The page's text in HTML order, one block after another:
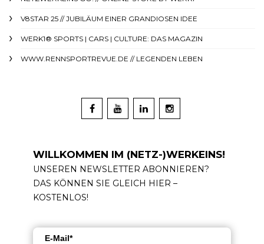
V8STAR 25 // JUBILÄUM EINER GRANDIOSEN IDEE
WERK1® SPORTS | CARS | CULTURE: DAS MAGAZIN
WWW.RENNSPORTREVUE.DE // LEGENDEN LEBEN
WILLKOMMEN IM (NETZ-)WERKEINS!
UNSEREN NEWSLETTER ABONNIEREN?
DAS KÖNNEN SIE GLEICH HIER –
KOSTENLOS!
E-Mail*